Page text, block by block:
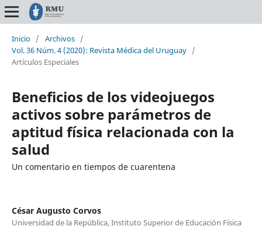
Inicio / Archivos /
Vol. 36 Núm. 4 (2020): Revista Médica del Uruguay /
Artículos Especiales
Beneficios de los videojuegos
activos sobre parámetros de
aptitud física relacionada con la
salud
Un comentario en tiempos de cuarentena
César Augusto Corvos
Universidad de la República, Instituto Superior de Educación Física